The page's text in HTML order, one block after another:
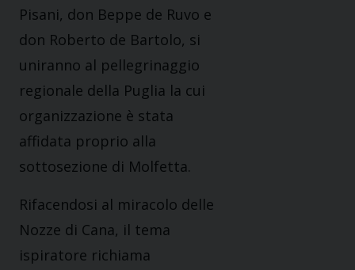
Pisani, don Beppe de Ruvo e
don Roberto de Bartolo, si
uniranno al pellegrinaggio
regionale della Puglia la cui
organizzazione è stata
affidata proprio alla
sottosezione di Molfetta.
Rifacendosi al miracolo delle
Nozze di Cana, il tema
ispiratore richiama